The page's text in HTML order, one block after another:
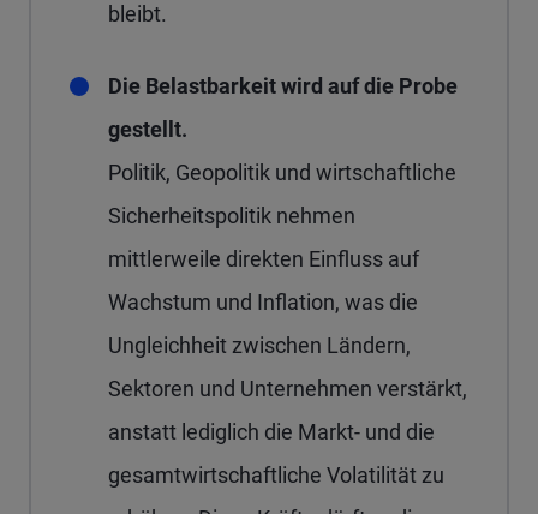
bleibt.
Die Belastbarkeit wird auf die Probe
gestellt.
Politik, Geopolitik und wirtschaftliche
Sicherheitspolitik nehmen
mittlerweile direkten Einfluss auf
Wachstum und Inflation, was die
Ungleichheit zwischen Ländern,
Sektoren und Unternehmen verstärkt,
anstatt lediglich die Markt- und die
gesamtwirtschaftliche Volatilität zu